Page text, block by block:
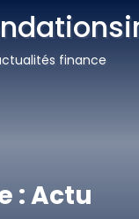
finance
:Actu